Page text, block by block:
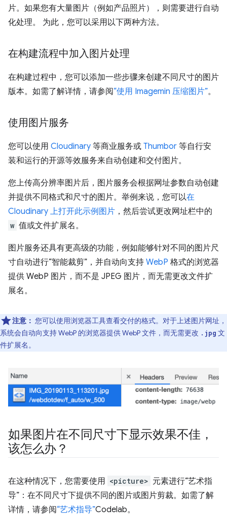
片。如果您有大量图片（例如产品照片），则需要进行自动
化处理。 为此，您可以采用以下两种方法。
在构建流程中加入图片处理
在构建过程中，您可以添加一些步骤来创建不同尺寸的图片
版本。如需了解详情，请参阅“使用 Imagemin 压缩图片”。
使用图片服务
您可以使用 Cloudinary 等商业服务或 Thumbor 等自行安
装和运行的开源等效服务来自动创建和交付图片。
您上传高分辨率图片后，图片服务会根据网址参数自动创建
并提供不同格式和尺寸的图片。举例来说，您可以在
Cloudinary 上打开此示例图片 ，然后尝试更改网址栏中的
w 值或文件扩展名。
图片服务还具有更高级的功能，例如能够针对不同的图片尺
寸自动进行“智能裁剪”，并自动向支持 WebP 格式的浏览器
提供 WebP 图片，而不是 JPEG 图片，而无需更改文件扩
展名。
注意： 您可以使用浏览器工具查看交付的格式。对于上述图片网址，
系统会自动向支持 WebP 的浏览器提供 WebP 文件，而无需更改 .jpg 文
件扩展名。
如果图片在不同尺寸下显示效果不佳，
该怎么办？
在这种情况下，您需要使用 <picture> 元素进行“艺术指
导”：在不同尺寸下提供不同的图片或图片剪裁。如需了解
详情，请参阅“艺术指导”Codelab。